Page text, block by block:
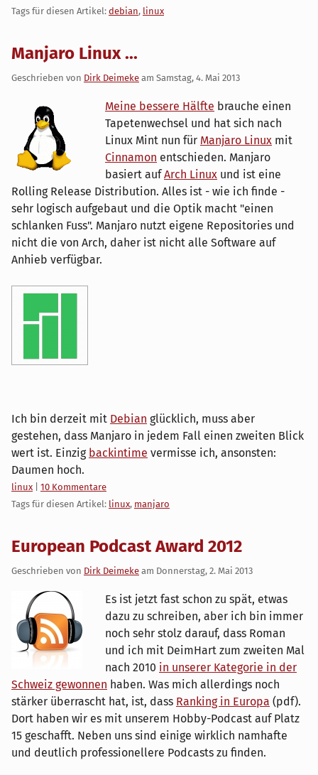
Tags für diesen Artikel: debian, linux
Manjaro Linux ...
Geschrieben von Dirk Deimeke am Samstag, 4. Mai 2013
Meine bessere Hälfte brauche einen
Tapetenwechsel und hat sich nach
Linux Mint nun für Manjaro Linux mit
Cinnamon entschieden. Manjaro
basiert aufArch Linux und ist eine
Rolling Release Distribution. Alles ist - wie ich finde -
sehr logisch aufgebaut und die Optik macht "einen
schlanken Fuss". Manjaro nutzt eigene Repositories und
nicht die von Arch, daher ist nicht alle Software auf
Anhieb verfügbar.
Ich bin derzeit mit Debian glücklich, muss aber
gestehen, dass Manjaro in jedem Fall einen zweiten Blick
wert ist. Einzig backintime vermisse ich, ansonsten:
Daumen hoch.
Kategorien:
linux
10 Kommentare
Tags für diesen Artikel: linux, manjaro
European Podcast Award 2012
Geschrieben von Dirk Deimeke am Donnerstag, 2. Mai 2013
Es ist jetzt fast schon zu spät, etwas
dazu zu schreiben, aber ich bin immer
noch sehr stolz darauf, dass Roman
und ich mit DeimHart zum zweiten Mal
nach 2010 in unserer Kategorie in der
Schweiz gewonnen haben. Was mich allerdings noch
stärker überrascht hat, ist, dass Ranking in Europa (pdf).
Dort haben wir es mit unserem Hobby-Podcast auf Platz
15 geschafft. Neben uns sind einige wirklich namhafte
und deutlich professionellere Podcasts zu finden.